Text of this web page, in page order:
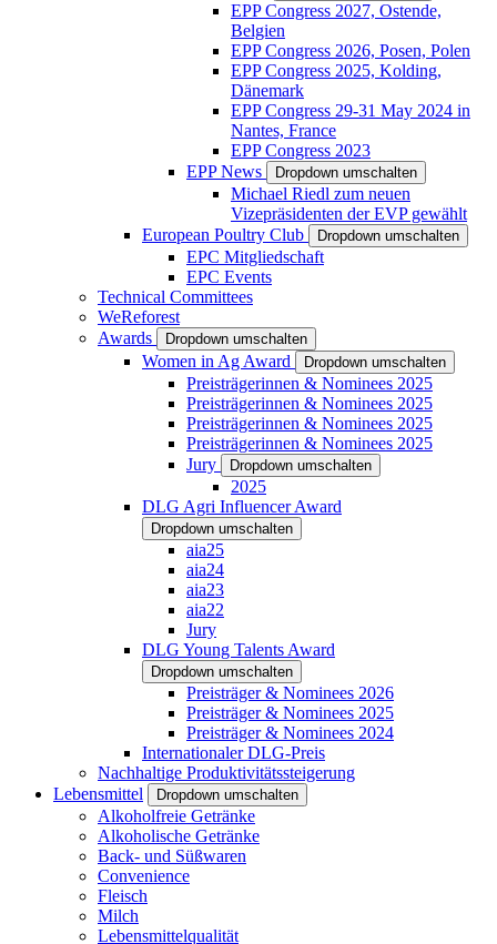
EPP Congress 2027, Ostende,
Belgien
EPP Congress 2026, Posen, Polen
EPP Congress 2025, Kolding,
Dänemark
EPP Congress 29-31 May 2024 in
Nantes, France
EPP Congress 2023
EPP News
Dropdown umschalten
Michael Riedl zum neuen
Vizepräsidenten der EVP gewählt
European Poultry Club
Dropdown umschalten
EPC Mitgliedschaft
EPC Events
Technical Committees
WeReforest
Awards
Dropdown umschalten
Women in Ag Award Dropdown umschalten
Preisträgerinnen & Nominees 2025
Preisträgerinnen & Nominees 2025
Preisträgerinnen & Nominees 2025
Preisträgerinnen & Nominees 2025
Jury
Dropdown umschalten
2025
DLG Agri Influencer Award
Dropdown umschalten
aia25
aia24
aia23
aia22
Jury
DLG Young Talents Award
Dropdown umschalten
Preisträger & Nominees 2026
Preisträger & Nominees 2025
Preisträger & Nominees 2024
Internationaler DLG-Preis
Nachhaltige Produktivitätssteigerung
Lebensmittel
Dropdown umschalten
Alkoholfreie Getränke
Alkoholische Getränke
Back- und Süßwaren
Convenience
Fleisch
Milch
Lebensmittelqualität